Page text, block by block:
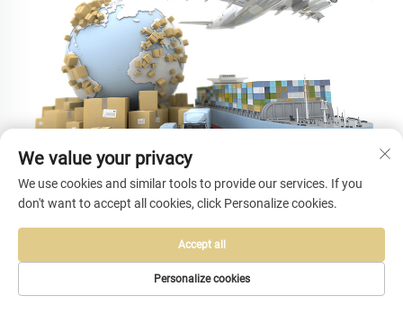
Ofte stilte spørsmål
Spørsmål: Hva er deres MOQ
Svar: Vårt MOQ er 500 stk
We value your privacy
We use cookies and similar tools to provide our services. If you
don't want to accept all cookies, click Personalize cookies.
Personalize cookies
Accept all